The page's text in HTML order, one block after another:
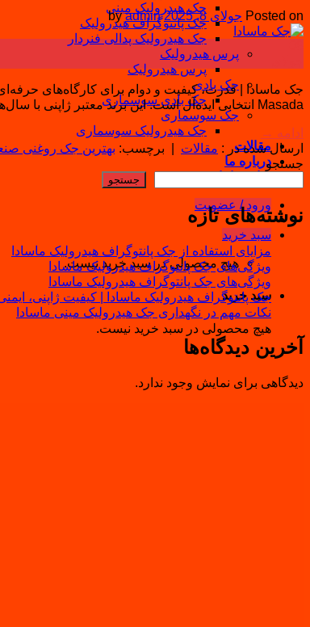
جک هیدرولیک مینی
جک پانتوگراف هیدرولیک
جک هیدرولیک پدالی فنردار
پرس هیدرولیک
پرس هیدرولیک
جک بادی
جک بادی سوسماری
جک سوسماری
جک هیدرولیک سوسماری
مقالات
درباره ما
تماس باما
ورود / عضویت
سبد خرید
هیچ محصولی در سبد خرید نیست.
سبد خرید
هیچ محصولی در سبد خرید نیست.
Posted on جولای 8, 2025 byadmin
جک ماسادا | قدرت، کیفیت و دوام برای کارگاه‌های
Masada انتخابی ایده‌آل است. این برند معتبر ژاپنی با سال‌ها تجربه در تولید ابزارهای صنعتی، یکی از پرطرفدارترین گزینه‌ها […]
ادامه →
ارسال شده در : مقالات برچسب: بهترین جک روغنی
جستجو
جستجو
نوشته‌های تازه
مزایای استفاده از جک پانتوگراف هیدرولیک ماسادا
ویژگی‌های جک پانتوگراف هیدرولیک ماسادا
ویژگی‌های جک پانتوگراف هیدرولیک ماسادا
جک پانتوگراف هیدرولیک ماسادا | کیفیت ژاپنی،
نکات مهم در نگهداری جک هیدرولیک مینی ماسادا
آخرین دیدگاه‌ها
دیدگاهی برای نمایش وجود ندارد.